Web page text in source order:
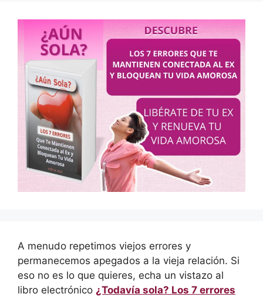
A menudo repetimos viejos errores y
permanecemos apegados a la vieja relación. Si
eso no es lo que quieres, echa un vistazo al
libro electrónico ¿Todavía sola? Los 7 errores